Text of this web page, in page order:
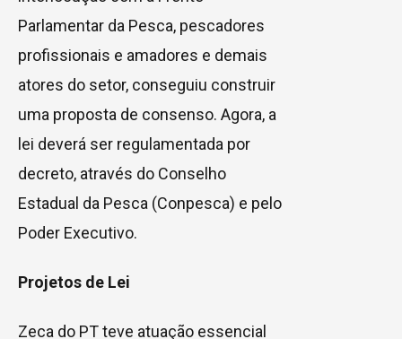
Parlamentar da Pesca, pescadores
profissionais e amadores e demais
atores do setor, conseguiu construir
uma proposta de consenso. Agora, a
lei deverá ser regulamentada por
decreto, através do Conselho
Estadual da Pesca (Conpesca) e pelo
Poder Executivo.
Projetos de Lei
Zeca do PT teve atuação essencial